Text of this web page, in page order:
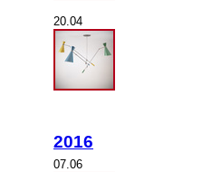
20.04
2016
07.06